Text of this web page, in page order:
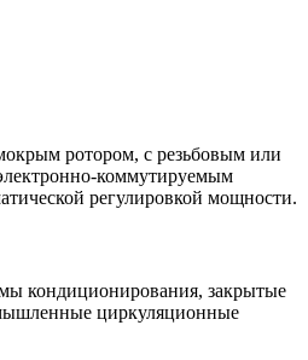
ротором, с резьбовым или
коммутируемым
регулировкой мощности.
кондиционирования, закрытые
циркуляционные